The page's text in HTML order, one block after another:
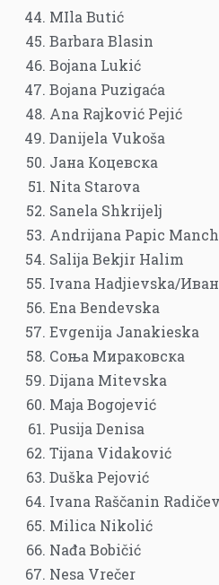
MIla Butić
Barbara Blasin
Bojana Lukić
Bojana Puzigaća
Ana Rajković Pejić
Danijela Vukoša
Јана Коцевска
Nita Starova
Sanela Shkrijelj
Andrijana Papic
Salija Bekjir Halim
Ivana Hadjievska/
Ena Bendevska
Evgenija Janakieska
Соња Мираковска
Dijana Mitevska
Maja Bogojević
Pusija Denisa
Tijana Vidaković
Duška Pejović
Ivana Raščanin
Milica Nikolić
Nađa Bobičić
Nesa Vrečer